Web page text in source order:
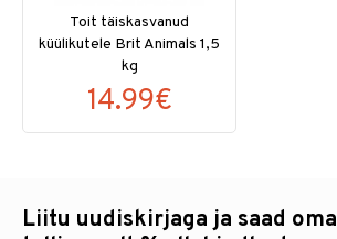
Toit täiskasvanud
küülikutele Brit Animals 1,5
kg
14.99€
Liitu uudiskirjaga ja saad